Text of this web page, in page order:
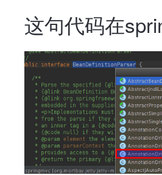
这句代码在